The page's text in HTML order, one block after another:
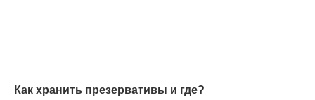
Как хранить презервативы и где?